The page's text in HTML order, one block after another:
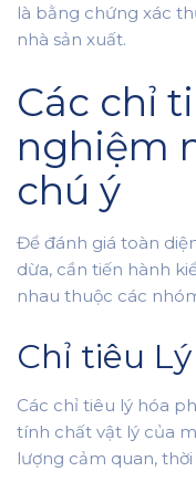
là bằng chứng xác
nhà sản xuất.
Các chỉ
nghiệm
chú ý
Để đánh giá toàn
dừa, cần tiến hành
nhau thuộc các
Chỉ tiêu
Các chỉ tiêu lý hóa
tính chất vật lý của
lượng cảm quan,